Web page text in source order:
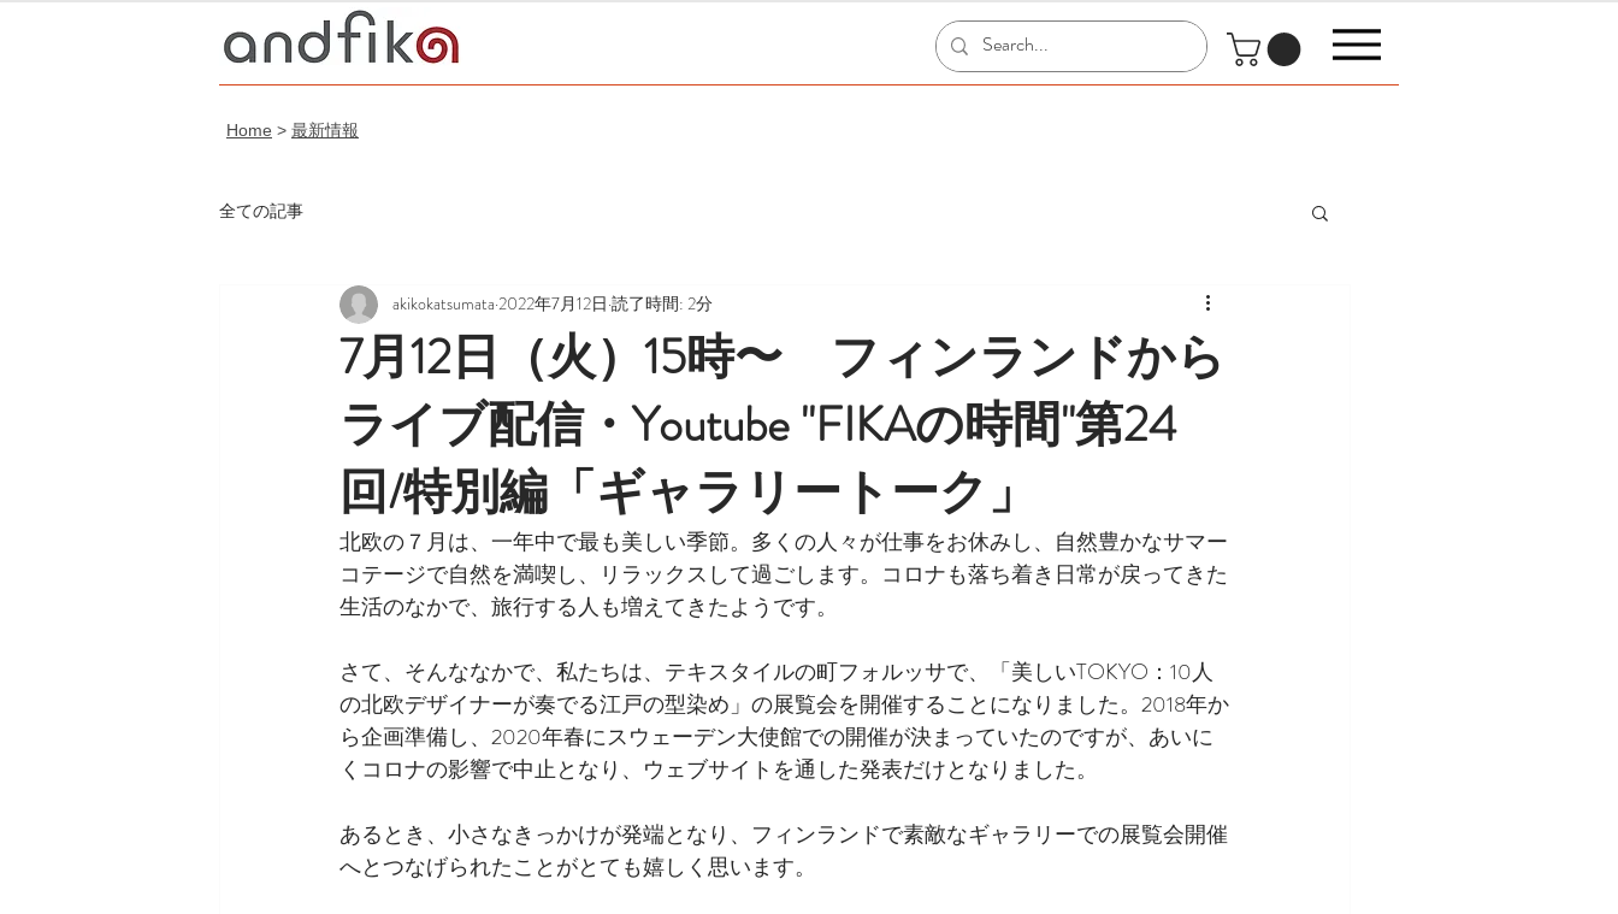
Home > 最新情報
全ての記事
7月12日（火）15時〜 フィンランドから
ライブ配信・Youtube "FIKAの時間"第24
回/特別編「ギャラリートーク」
akikokatsumata 2022年7月12日 読了時間: 2分
北欧の７月は、一年中で最も美しい季節。多くの人々が仕事をお休みし、自然豊かなサマー
コテージで自然を満喫し、リラックスして過ごします。コロナも落ち着き日常が戻ってきた
生活のなかで、旅行する人も増えてきたようです。
さて、そんななかで、私たちは、テキスタイルの町フォルッサで、「美しいTOKYO：10人
の北欧デザイナーが奏でる江戸の型染め」の展覧会を開催することになりました。2018年か
ら企画準備し、2020年春にスウェーデン大使館での開催が決まっていたのですが、あいに
くコロナの影響で中止となり、ウェブサイトを通した発表だけとなりました。
あるとき、小さなきっかけが発端となり、フィンランドで素敵なギャラリーでの展覧会開催
へとつなげられたことがとても嬉しく思います。